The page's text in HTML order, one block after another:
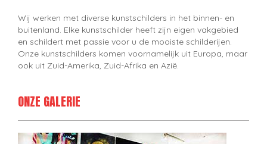
Wij werken met diverse kunstschilders in het binnen- en
buitenland. Elke kunstschilder heeft zijn eigen vakgebied
en schildert met passie voor u de mooiste schilderijen.
Onze kunstschilders komen voornamelijk uit Europa, maar
ook uit Zuid-Amerika, Zuid-Afrika en Azië.
ONZE GALERIE